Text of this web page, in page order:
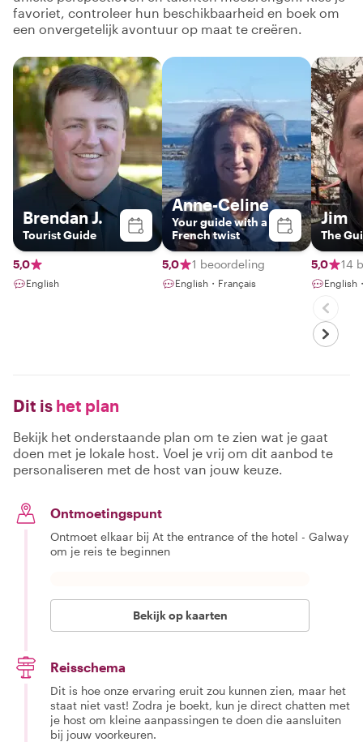
favoriet, controleer hun beschikbaarheid en boek om
een onvergetelijk avontuur op maat te creëren.
Brendan J.
Tourist Guide
5,0
English
Anne-Celine
Your guide with a
French twist
5,0 1 beoordeling
English・Français
Jim
The
5,0 14
English
Dit is het plan
Bekijk het onderstaande plan om te zien wat je gaat
doen met je lokale host. Voel je vrij om dit aanbod te
personaliseren met de host van jouw keuze.
Ontmoetingspunt
Ontmoet elkaar bij At the entrance of the hotel - Galway
om je reis te beginnen
Bekijk op kaarten
Reisschema
Dit is hoe onze ervaring eruit zou kunnen zien, maar het
staat niet vast! Zodra je boekt, kun je direct chatten met
je host om kleine aanpassingen te doen die aansluiten
bij jouw voorkeuren.